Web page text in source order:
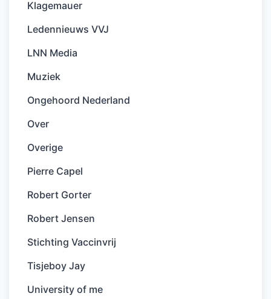
Klagemauer
Ledennieuws VVJ
LNN Media
Muziek
Ongehoord Nederland
Over
Overige
Pierre Capel
Robert Gorter
Robert Jensen
Stichting Vaccinvrij
Tisjeboy Jay
University of me